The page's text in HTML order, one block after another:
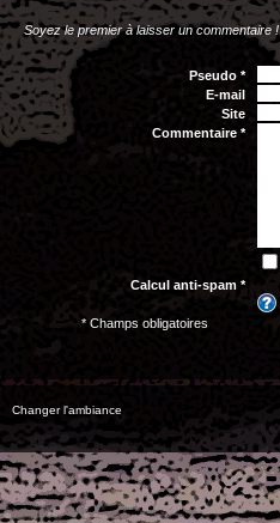
Soyez le premier à laisser un commentaire !
Pseudo *
E-mail
Site
Commentaire *
Calcul anti-spam *
* Champs obligatoires
Changer l'ambiance